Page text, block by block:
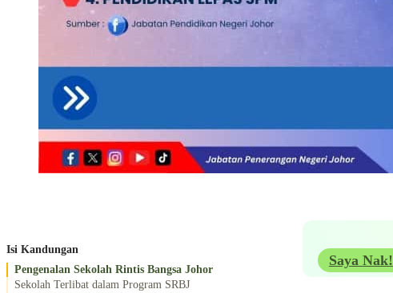
Isi Kandungan
Pengenalan Sekolah Rintis Bangsa Johor
Sekolah Terlibat dalam Program SRBJ
Saya Nak!